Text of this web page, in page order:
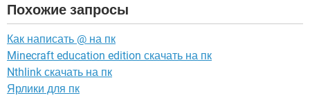
Похожие запросы
Как написать @ на пк
Minecraft education edition скачать на пк
Nthlink скачать на пк
Ярлики для пк